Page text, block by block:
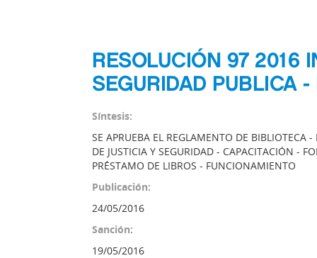
RESOLUCIÓN 97 2016
SEGURIDAD PUBLICA
Síntesis:
SE APRUEBA EL REGLAMENTO DE BIBLIOTECA
DE JUSTICIA Y SEGURIDAD - CAPACITACIÓN -
PRÉSTAMO DE LIBROS - FUNCIONAMIENTO
Publicación:
24/05/2016
Sanción:
19/05/2016